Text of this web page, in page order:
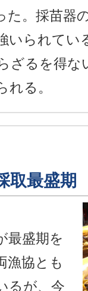
た。採苗器
いられてい
ざるを得な
る。
取最盛期
最盛期を
漁協とも
るが、今